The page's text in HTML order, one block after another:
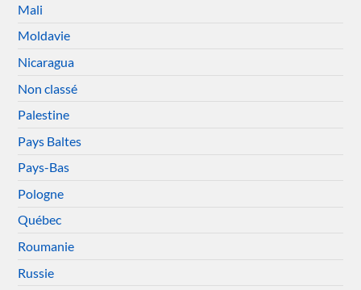
Mali
Moldavie
Nicaragua
Non classé
Palestine
Pays Baltes
Pays-Bas
Pologne
Québec
Roumanie
Russie